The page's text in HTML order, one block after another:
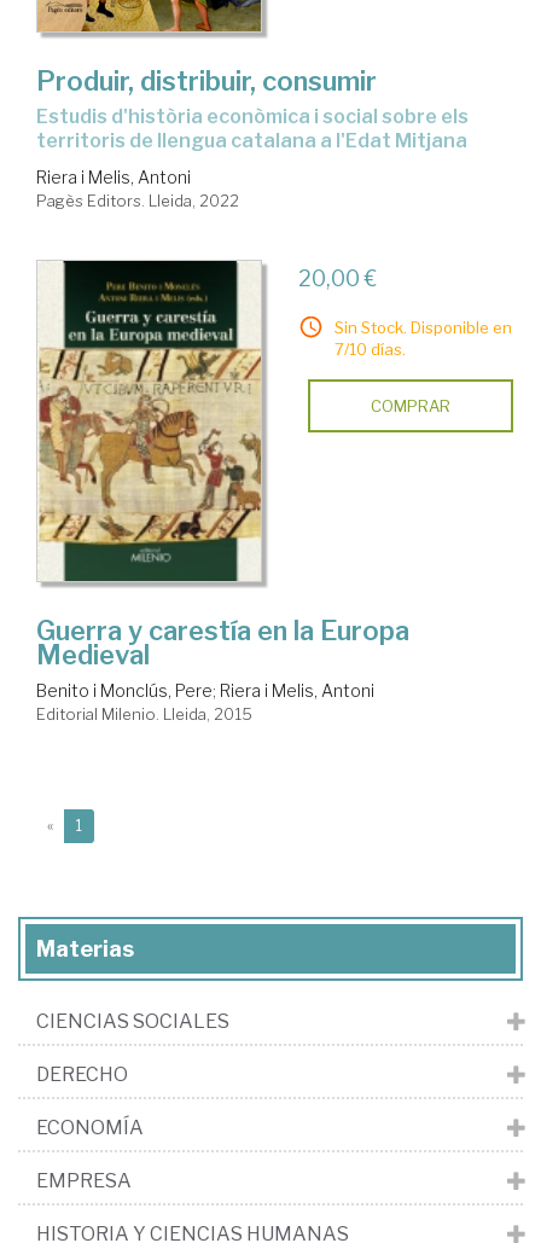
Produir, distribuir, consumir
estudis d'història econòmica i social sobre els
territoris de llengua catalana a l'Edat Mitjana
Riera i Melis, Antoni
Pagès Editors. Lleida, 2022
20,00 €
Sin Stock. Disponible en
7/10 días.
COMPRAR
Guerra y carestía en la Europa
Medieval
Benito i Monclús, Pere; Riera i Melis, Antoni
Editorial Milenio. Lleida, 2015
« 1
Materias
CIENCIAS SOCIALES
DERECHO
ECONOMÍA
EMPRESA
HISTORIA Y CIENCIAS HUMANAS